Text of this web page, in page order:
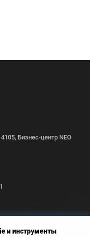
Бизнес-центр NEO
Волгоград Томск
и инструменты